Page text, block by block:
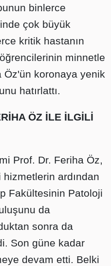
binlerce
çok büyük
kritik hastanın
minnetle
Öz'ün koronaya yenik
hatırlattı.
ÖZ İLE İLGİLİ
Prof. Dr. Feriha Öz,
ardından
Fakültesinin Patoloji
da
sonra da
Son güne kadar
devam etti. Belki